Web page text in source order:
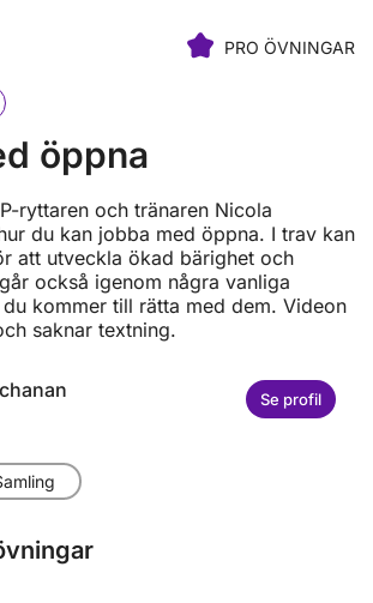
PRO ÖVNINGAR
öppna
ryttaren och tränaren Nicola
du kan jobba med öppna. I trav kan
att utveckla ökad bärighet och
också igenom några vanliga
kommer till rätta med dem. Videon
saknar textning.
Se profil